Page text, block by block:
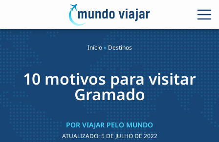
Início» Destinos
10 motivos para visitar
Gramado
POR VIAJAR PELO MUNDO
ATUALIZADO:5 DE JULHO DE 2022